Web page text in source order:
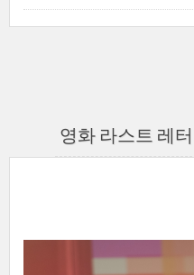
영화 라스트 레